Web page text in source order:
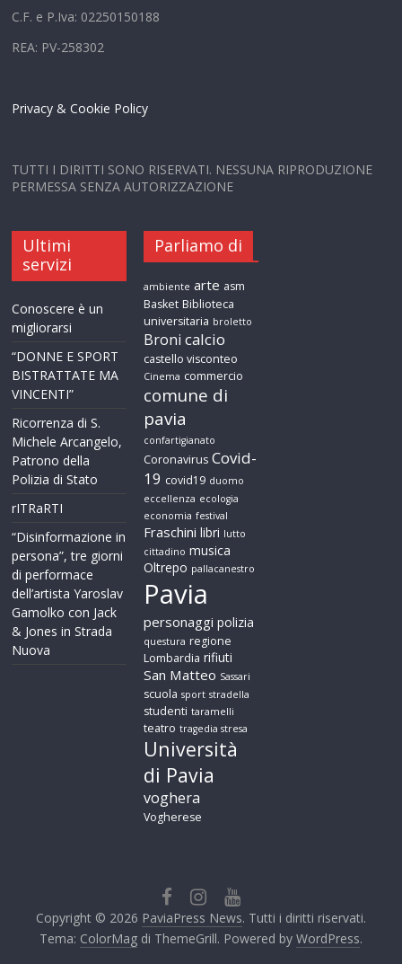
C.F. e P.Iva: 02250150188
REA: PV-258302
Privacy & Cookie Policy
TUTTI I DIRITTI SONO RISERVATI. NESSUNA RIPRODUZIONE
PERMESSA SENZA AUTORIZZAZIONE
Ultimi
servizi
Conoscere è un
migliorarsi
“DONNE E SPORT
BISTRATTATE MA
VINCENTI”
Ricorrenza di S.
Michele Arcangelo,
Patrono della
Polizia di Stato
rITRaRTI
“Disinformazione in
persona”, tre giorni
di performace
dell’artista Yaroslav
Gamolko con Jack
& Jones in Strada
Nuova
Parliamo di
ambiente arte asm
Basket Biblioteca
universitaria broletto
Broni calcio
castello visconteo
Cinema commercio
comune di
pavia
confartigianato
Coronavirus Covid-
19 covid19 duomo
eccellenza ecologia
economia festival
Fraschini libri lutto
cittadino musica
Oltrepo pallacanestro
Pavia
personaggi polizia
questura regione
Lombardia rifiuti
San Matteo Sassari
scuola sport stradella
studenti taramelli
teatro tragedia stresa
Università
di Pavia
voghera
Vogherese
Copyright © 2026 PaviaPress News. Tutti i diritti riservati.
Tema: ColorMagdi ThemeGrill. Powered by WordPress.